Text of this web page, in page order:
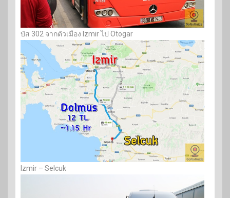
บัส 302 จากตัวเมือง Izmir ไป Otogar
Izmir – Selcuk